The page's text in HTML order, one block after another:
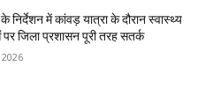
निर्देशन में कांवड़ यात्रा के दौरान स्वास्थ्य
जिला प्रशासन पूरी तरह सतर्क